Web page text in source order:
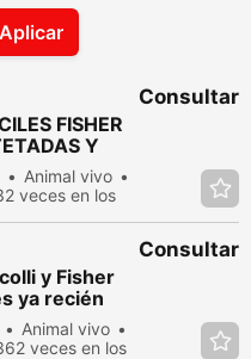
Aplicar
FISHER
Y
Animal vivo
veces en los
Consultar
y Fisher
ya recién
Animal vivo
veces en los
Consultar